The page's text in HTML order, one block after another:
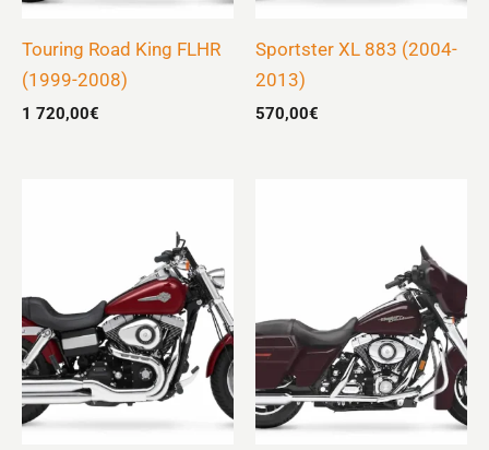
Touring Road King FLHR
(1999-2008)
1 720,00€
Sportster XL 883 (2004-
2013)
570,00€